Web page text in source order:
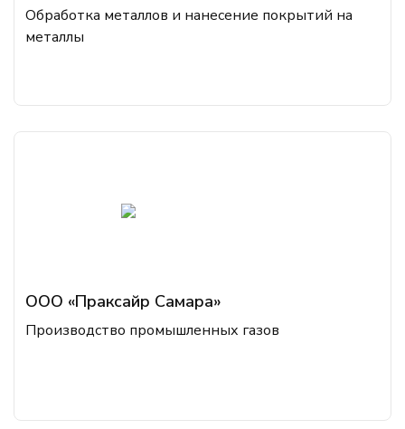
Обработка металлов и нанесение покрытий на
металлы
ООО «Праксайр Самара»
Производство промышленных газов